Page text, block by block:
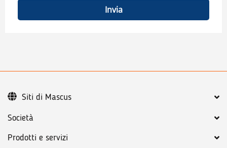
Invia
Società
Prodotti e servizi
Siti di Mascus